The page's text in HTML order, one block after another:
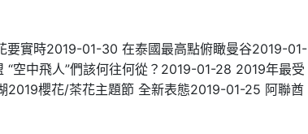
要實時2019-01-30 在泰國最高點俯瞰曼谷2019-01-
空中飛人”們該何往何從？2019-01-28 2019年最受
2019櫻花/茶花主題節 全新表態2019-01-25 阿聯酋